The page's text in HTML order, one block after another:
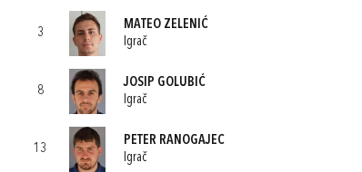
3
MATEO ZELENIĆ
Igrač
8
JOSIP GOLUBIĆ
Igrač
13
PETER RANOGAJEC
Igrač